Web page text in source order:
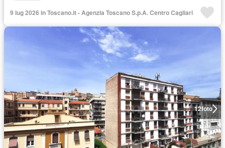
9 lug 2026 in Toscano.it - Agenzia Toscano S.p.A. Centro Cagliari
12foto